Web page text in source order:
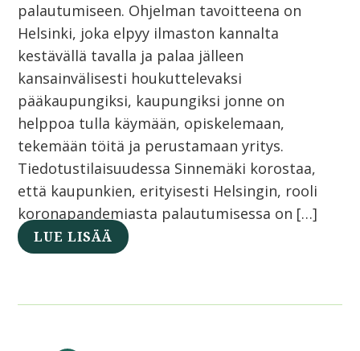
palautumiseen. Ohjelman tavoitteena on
Helsinki, joka elpyy ilmaston kannalta
kestävällä tavalla ja palaa jälleen
kansainvälisesti houkuttelevaksi
pääkaupungiksi, kaupungiksi jonne on
helppoa tulla käymään, opiskelemaan,
tekemään töitä ja perustamaan yritys.
Tiedotustilaisuudessa Sinnemäki korostaa,
että kaupunkien, erityisesti Helsingin, rooli
koronapandemiasta palautumisessa on […]
LUE LISÄÄ